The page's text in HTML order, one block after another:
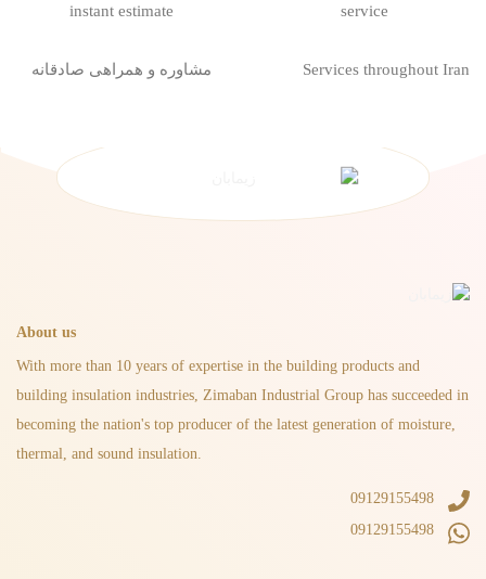
service
instant estimate
Services throughout Iran مشاوره و همراهی صادقانه
About us
With more than 10 years of expertise in the building products and
building insulation industries, Zimaban Industrial Group has succeeded in
becoming the nation's top producer of the latest generation of moisture,
thermal, and sound insulation.
09129155498
09129155498